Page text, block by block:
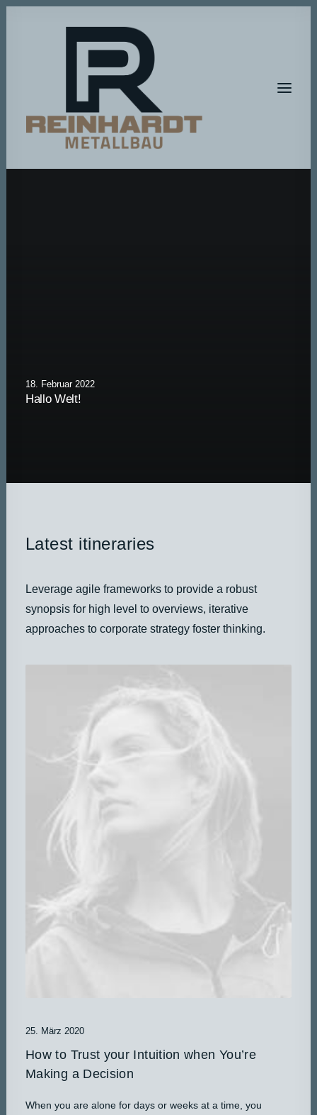
KONTAKT
18. Februar 2022
Hallo Welt!
Latest itineraries
Leverage agile frameworks to provide a robust
synopsis for high level to overviews, iterative
approaches to corporate strategy foster thinking.
25. März 2020
How to Trust your Intuition when You’re
Making a Decision
When you are alone for days or weeks at a time, you